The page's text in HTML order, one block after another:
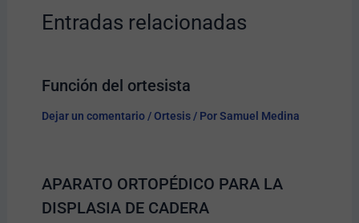
Entradas relacionadas
Función del ortesista
Dejar un comentario /Ortesis/ PorSamuel Medina
APARATO ORTOPÉDICO PARA LA
DISPLASIA DE CADERA